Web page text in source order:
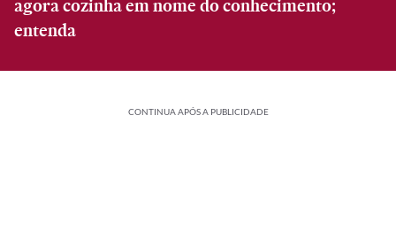
agora cozinha em nome do conhecimento;
entenda
CONTINUA APÓS A PUBLICIDADE